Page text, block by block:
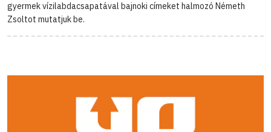
gyermek vízilabdacsapatával bajnoki címeket halmozó Németh
Zsoltot mutatjuk be.